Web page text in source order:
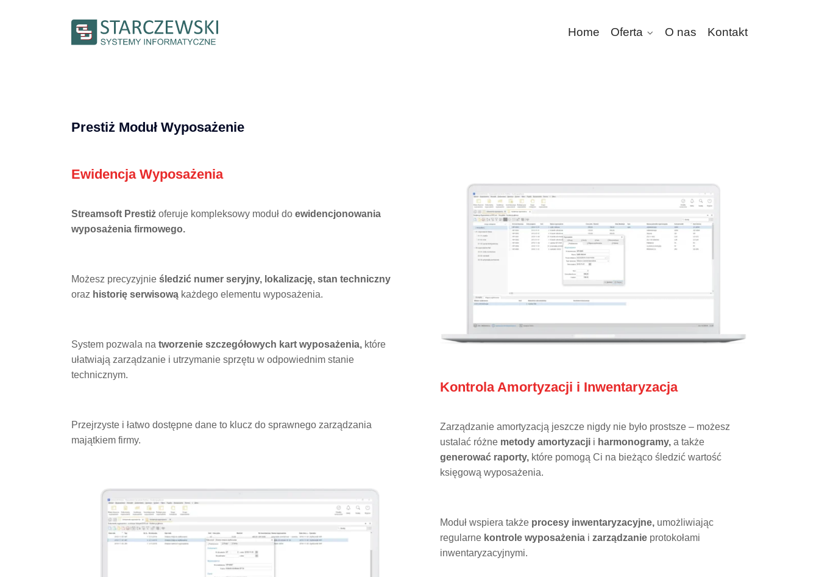
Home Oferta O nas Kontakt
Prestiż Moduł Wyposażenie
Ewidencja Wyposażenia
Streamsoft Prestiż oferuje kompleksowy moduł do ewidencjonowania
wyposażenia firmowego.
Możesz precyzyjnie śledzić numer seryjny, lokalizację, stan techniczny
oraz historię serwisową każdego elementu wyposażenia.
System pozwala na tworzenie szczegółowych kart wyposażenia, które
ułatwiają zarządzanie i utrzymanie sprzętu w odpowiednim stanie
technicznym.
Przejrzyste i łatwo dostępne dane to klucz do sprawnego zarządzania
majątkiem firmy.
Kontrola Amortyzacji i Inwentaryzacja
Zarządzanie amortyzacją jeszcze nigdy nie było prostsze – możesz
ustalać różne metody amortyzacji i harmonogramy, a także
generować raporty, które pomogą Ci na bieżąco śledzić wartość
księgową wyposażenia.
Moduł wspiera także procesy inwentaryzacyjne, umożliwiając
regularne kontrole wyposażenia i zarządzanie protokołami
inwentaryzacyjnymi.